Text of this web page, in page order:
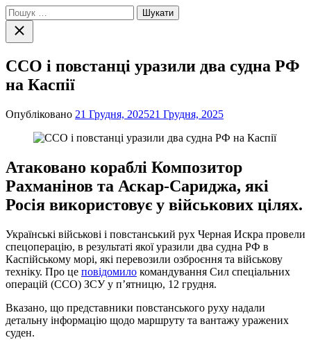
Пошук:
Закрити
пошук
ССО і повстанці уразили два судна РФ
на Каспії
Опубліковано 21 Грудня, 202521 Грудня, 2025
Атаковано кораблі Композитор
Рахманінов та Аскар-Сариджа, які
Росія використовує у військових цілях.
Українські військові і повстанський рух Черная Искра провели
спецоперацію, в результаті якої уразили два судна РФ в
Каспійському морі, які перевозили озброєння та військову
техніку. Про це повідомило командування Сил спеціальних
операцій (ССО) ЗСУ у п’ятницю, 12 грудня.
Вказано, що представники повстанського руху надали
детальну інформацію щодо маршруту та вантажу уражених
суден.